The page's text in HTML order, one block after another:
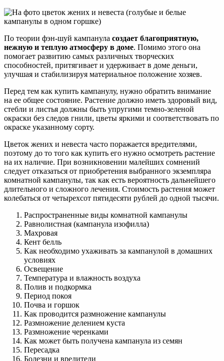
По теории фэн-шуй кампанула создает благоприятную,
нежную и теплую атмосферу в доме. Помимо этого она
помогает развитию самых различных творческих
способностей, притягивает и удерживает в доме деньги,
улучшая и стабилизируя материальное положение хозяев.
Перед тем как купить кампанулу, нужно обратить внимание
на ее общее состояние. Растение должно иметь здоровый вид,
стебли и листья должны быть упругими темно-зеленой
окраски без следов гнили, цветы яркими и соответствовать по
окраске указанному сорту.
Цветок жених и невеста часто поражается вредителями,
поэтому до то того как купить его нужно осмотреть растение
на их наличие. При возникновении малейших сомнений
следует отказаться от приобретения выбранного экземпляра
комнатной кампанулы, так как есть вероятность дальнейшего
длительного и сложного лечения. Стоимость растения может
колебаться от четырехсот пятидесяти рублей до одной тысячи.
Распространенные виды комнатной кампанулы
Равнолистная (кампанула изофилла)
Махровая
Кент белль
Как необходимо ухаживать за кампанулой в домашних
условиях
Освещение
Температура и влажность воздуха
Полив и подкормка
Период покоя
Почва и горшок
Как проводится размножение кампанулы
Размножение делением куста
Размножение черенками
Как может быть получена кампанула из семян
Пересадка
Болезни и вредители